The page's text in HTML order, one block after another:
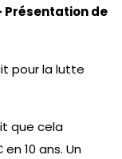
Présentation de
pour la lutte
que cela
10 ans. Un